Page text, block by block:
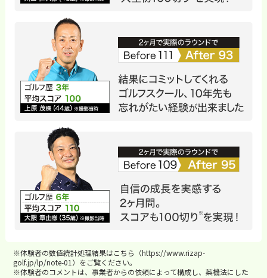
※体験者の数値統計処理結果はこちら（https://www.rizap-
golf.jp/lp/note-01 ）をご覧ください。
※体験者のコメントは、事業者からの依頼によって構成し、薬機法にした